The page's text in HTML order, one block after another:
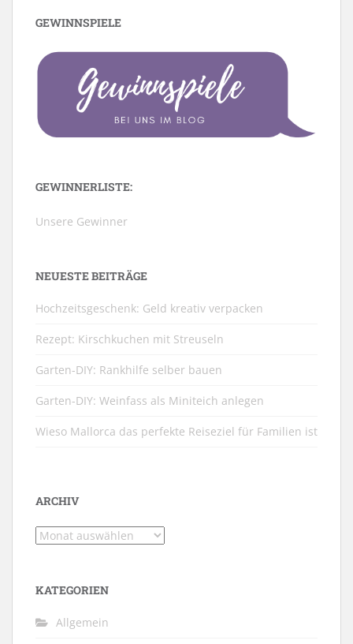
GEWINNSPIELE
GEWINNERLISTE:
Unsere Gewinner
NEUESTE BEITRÄGE
Hochzeitsgeschenk: Geld kreativ verpacken
Rezept: Kirschkuchen mit Streuseln
Garten-DIY: Rankhilfe selber bauen
Garten-DIY: Weinfass als Miniteich anlegen
Wieso Mallorca das perfekte Reiseziel für Familien ist
ARCHIV
Archiv
KATEGORIEN
Allgemein